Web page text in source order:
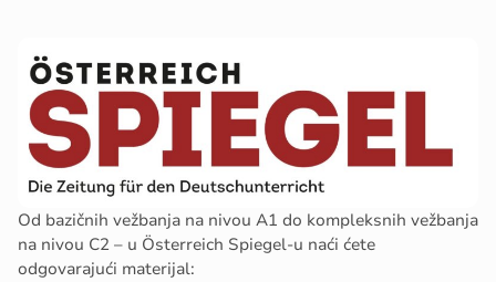
Od bazičnih vežbanja na nivou A1 do kompleksnih vežbanja
na nivou C2 – u Österreich Spiegel-u naći ćete
odgovarajući materijal: